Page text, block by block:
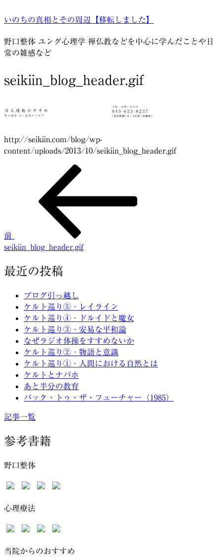
ン
ン
ツ
ス
プ
いのちの真相とその周辺【移転しました】
野口整体 ユング心理学 禅仏教などを中心に学んだことや日
常の雑感など
seikiin_blog_header.gif
http://seikiin.com/blog/wp-
content/uploads/2013/10/seikiin_blog_header.gif
ゲ
シ
前
seikiin_blog_header.gif
最近の投稿
ブログ引っ越し
ケルト巡り⑤‐レイライン
ケルト巡り④‐ドルイドと魔女
ケルト巡り③‐安易な平和論
なぜラジオ体操をすすめないか
ケルト巡り②‐物語と意識
ケルト巡り①‐人間における自然とは
ケルトとナバホ
あと半分の教育
バック・トゥ・ザ・フューチャー（1985）
記事一覧
参考書籍
野口整体
心理療法
当院からのおすすめ